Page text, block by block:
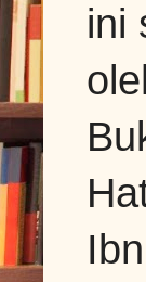
ini